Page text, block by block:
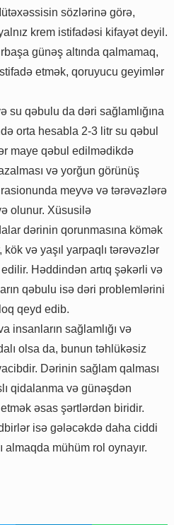
sözlərinə görə,
krem istifadəsi kifayət deyil.
günəş altında qalmamaq,
etmək, qoruyucu geyimlər
su qəbulu da dəri sağlamlığına
orta hesabla 2-3 litr su qəbul
maye qəbul edilmədikdə
və yorğun görünüş
meyvə və tərəvəzlərə
olunur. Xüsusilə
dərinin qorunmasına kömək
və yaşıl yarpaqlı tərəvəzlər
Həddindən artıq şəkərli və
qəbulu isə dəri problemlərini
qeyd edib.
insanların sağlamlığı və
olsa da, bunun təhlükəsiz
Dərinin sağlam qalması
qidalanma və günəşdən
əsas şərtlərdən biridir.
isə gələcəkdə daha ciddi
almaqda mühüm rol oynayır.